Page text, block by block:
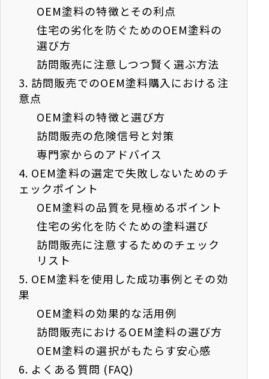
OEM塗料の特徴とその利点
住宅の劣化を防ぐためのOEM塗料の
選び方
訪問販売に注意しつつ賢く選ぶ方法
3. 訪問販売でのOEM塗料購入における注
意点
OEM塗料の特徴と選び方
訪問販売の危険信号と対策
専門家からのアドバイス
4. OEM塗料の選定で失敗しないためのチ
ェックポイント
OEM塗料の品質を見極めるポイント
住宅の劣化を防ぐための塗料選び
訪問販売に注意するためのチェック
リスト
5. OEM塗料を使用した成功事例とその効
果
OEM塗料の効果的な活用例
訪問販売におけるOEM塗料の選び方
OEM塗料の選択がもたらす安心感
6. よくある質問 (FAQ)